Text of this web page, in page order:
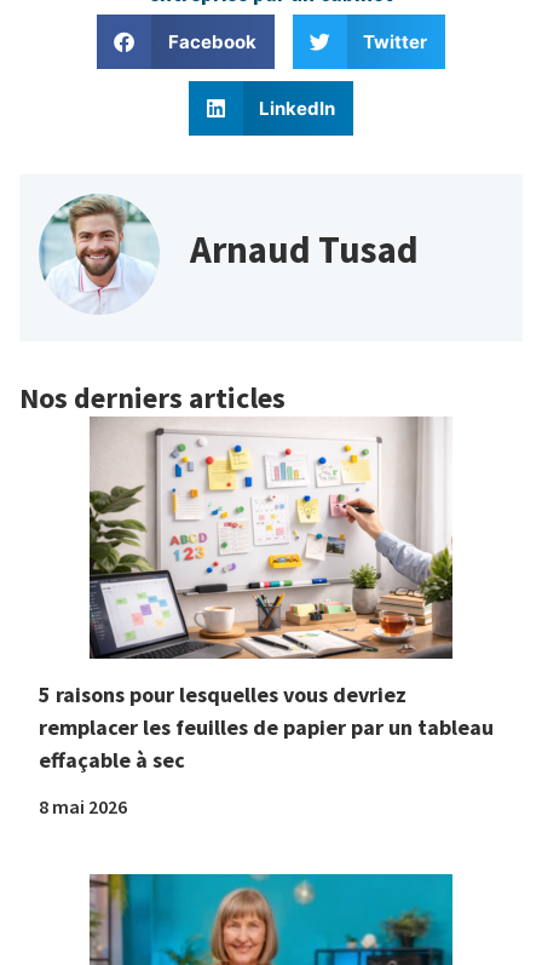
Facebook Twitter
LinkedIn
Arnaud Tusad
Nos derniers articles
5 raisons pour lesquelles vous devriez
remplacer les feuilles de papier par un tableau
effaçable à sec
8 mai 2026